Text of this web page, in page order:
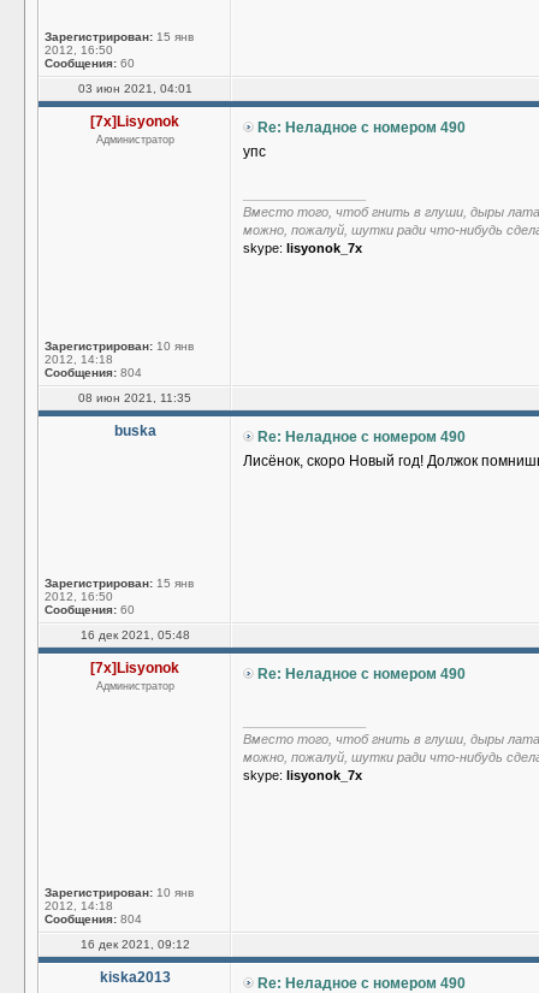
Зарегистрирован: 15 янв
2012, 16:50
Сообщения: 60
03 июн 2021, 04:01
[7x]Lisyonok
Администратор
Зарегистрирован: 10 янв
2012, 14:18
Сообщения: 804
Re: Неладное с номером 490
упс
Вместо того, чтоб гнить в глуши, дыры
можно, пожалуй, шутки ради что-нибудь
skype: lisyonok_7x
08 июн 2021, 11:35
buska
Зарегистрирован: 15 янв
2012, 16:50
Сообщения: 60
Re: Неладное с номером 490
Лисёнок, скоро Новый год! Должок
16 дек 2021, 05:48
[7x]Lisyonok
Администратор
Зарегистрирован: 10 янв
2012, 14:18
Сообщения: 804
Re: Неладное с номером 490
Вместо того, чтоб гнить в глуши, дыры
можно, пожалуй, шутки ради что-нибудь
skype: lisyonok_7x
16 дек 2021, 09:12
kiska2013
Re: Неладное с номером 490